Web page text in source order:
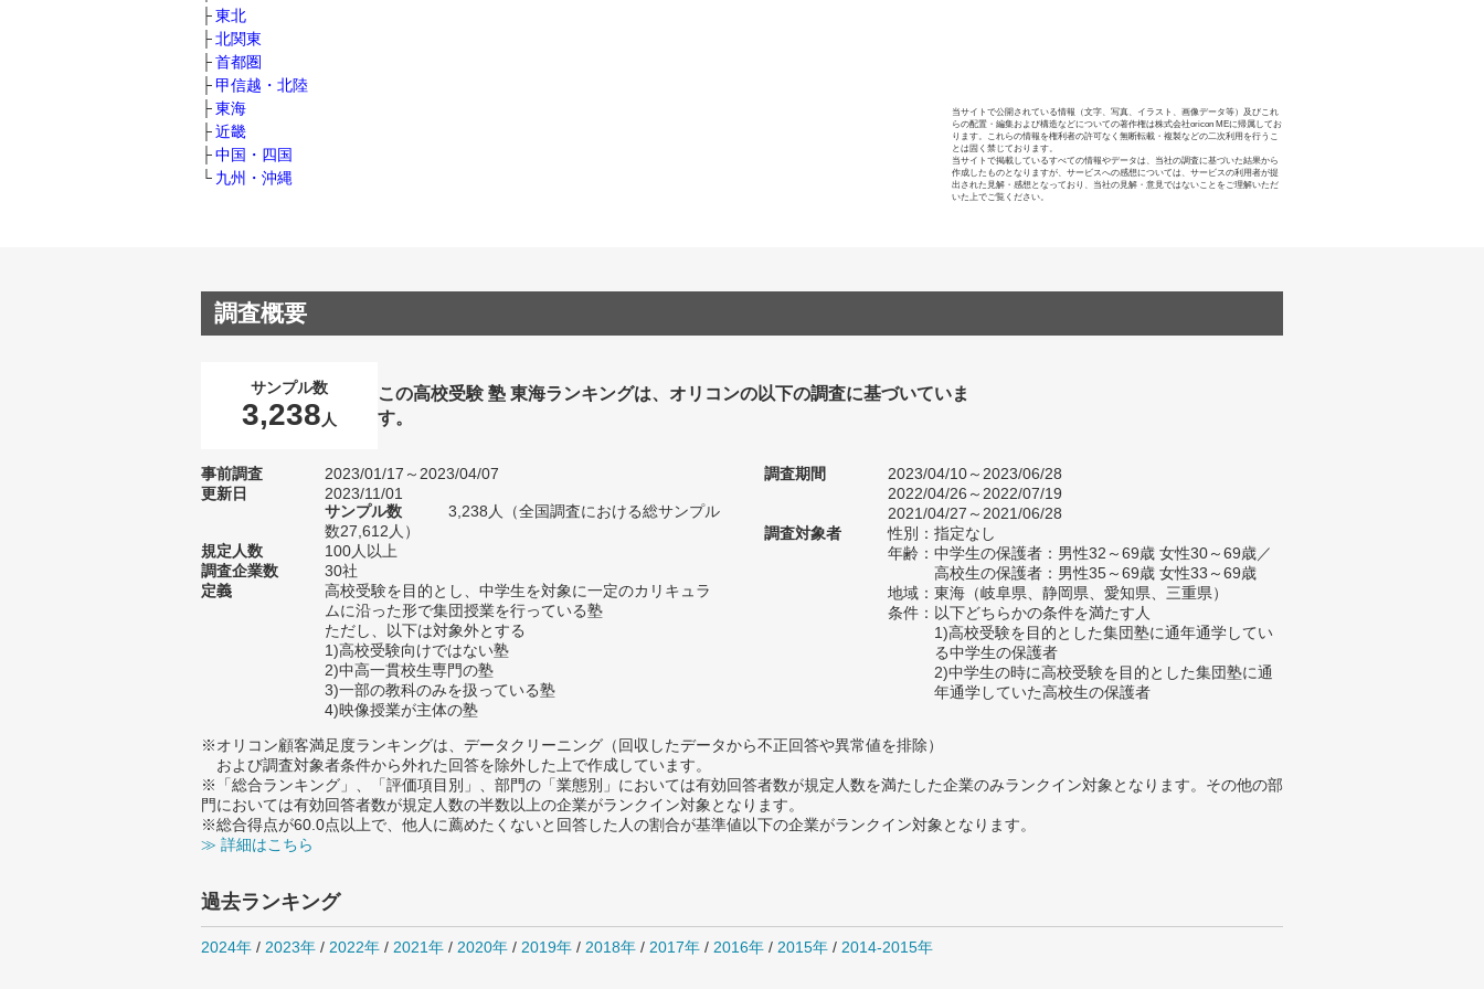
東北
北関東
首都圏
甲信越・北陸
東海
近畿
中国・四国
九州・沖縄
当サイトで公開されている情報（文字、写真、イラスト、画像データ等）及びこれ
らの配置・編集および構造などについての著作権は株式会社oricon MEに帰属してお
ります。これらの情報を権利者の許可なく無断転載・複製などの二次利用を行うこ
とは固く禁じております。
当サイトで掲載しているすべての情報やデータは、当社の調査に基づいた結果から
作成したものとなりますが、サービスへの感想については、サービスの利用者が提
出された見解・感想となっており、当社の見解・意見ではないことをご理解いただ
いた上でご覧ください。
調査概要
サンプル数
3,238 人
この高校受験 塾 東海ランキングは、オリコンの以下の調査に基づいていま
す。
事前調査
2023/01/17～2023/04/07
更新日
2023/11/01
サンプル数
3,238人（全国調査における総サンプル
数27,612人）
規定人数
100人以上
調査企業数
30社
定義
高校受験を目的とし、中学生を対象に一定のカリキュラ
ムに沿った形で集団授業を行っている塾
ただし、以下は対象外とする
1)高校受験向けではない塾
2)中高一貫校生専門の塾
3)一部の教科のみを扱っている塾
4)映像授業が主体の塾
調査期間
2023/04/10～2023/06/28
2022/04/26～2022/07/19
2021/04/27～2021/06/28
調査対象者
性別：指定なし
年齢：中学生の保護者：男性32～69歳 女性30～69歳／
高校生の保護者：男性35～69歳 女性33～69歳
地域：東海（岐阜県、静岡県、愛知県、三重県）
条件：以下どちらかの条件を満たす人
1)高校受験を目的とした集団塾に通年通学してい
る中学生の保護者
2)中学生の時に高校受験を目的とした集団塾に通
年通学していた高校生の保護者
※オリコン顧客満足度ランキングは、データクリーニング（回収したデータから不正回答や異常値を排除）
および調査対象者条件から外れた回答を除外した上で作成しています。
※「総合ランキング」、「評価項目別」、部門の「業態別」においては有効回答者数が規定人数を満たした企業のみランクイン対象となります。その他の部
門においては有効回答者数が規定人数の半数以上の企業がランクイン対象となります。
※総合得点が60.0点以上で、他人に薦めたくないと回答した人の割合が基準値以下の企業がランクイン対象となります。
≫ 詳細はこちら
過去ランキング
2024年 / 2023年 / 2022年 / 2021年 / 2020年 / 2019年 / 2018年 / 2017年 / 2016年 / 2015年 / 2014-2015年